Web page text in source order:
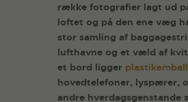
række fotografier lagt ud
loftet og på den ene væg
stor samling af
lufthavne og et væld af
et bord ligger
hovedtelefoner, lyspærer,
andre hverdagsgenstande